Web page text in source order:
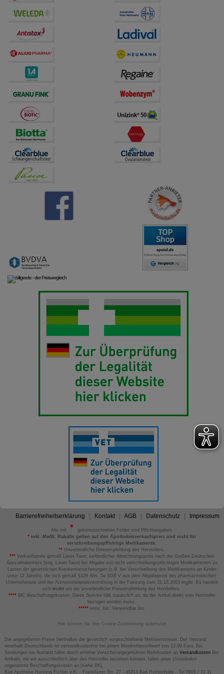
Bitte beachten Sie, dass Daten hierfür teilweise an
Dritte wie z.B. Google oder soziale Medien
übertragen werden.
Barrierefreiheitserklärung Kontakt AGB Datenschutz Impressum
Alle mit
gekennzeichneten Felder sind Pflichtangaben.
*inkl. MwSt. Rabatte gelten auf den Apothekenverkaufspreis und nicht für
verschreibungspflichtige Medikamente.
** Unverbindliche Preisempfehlung des Herstellers.
*** Verkaufspreis gemäß Lauer-Taxe; verbindlicher Abrechnungspreis nach der Großen Deutschen
Spezialitätentaxe (sog. Lauer-Taxe) bei Abgabe von nicht verschreibungspflichtigen Medikamenten zu
Lasten der gesetzlichen Krankenversicherungen (z.B. bei Verschreibung des Medikaments an Kinder
unter 12 Jahren), die sich gemäß §129 Abs. 5a SGB V aus dem Abgabepreis des pharmazeutischen
Unternehmens und der Arzneimittelpreisverordnung in der Fassung zum 31.12.2003 ergibt. Es handelt
sich nicht um die unverbindliche Preisempfehlung des Herstellers.
****BK: Beschaffungskosten. Diese Summe fällt zusätzlich an, da der Artikel direkt vom Hersteller
bezogen werden muss.
*****verw. bis: Verwendbar bis.
Hier können Sie Ihre Cookie-Zustimmung widerrufen
Die angegebenen Preise beinhalten die gesetzlich vorgeschriebene Mehrwertsteuer. Der Versand
innerhalb Deutschlands ist versandkostenfrei bei einem Mindestbestellwert von 13,99 Euro. Bei
Sendungen ins Ausland fallen durch erhöhte Versicherungsgebühren Mehrkosten an VersandkostenBei
Artikeln, die wir ausschließlich über den Hersteller beziehen können, fallen unter Umständen
sogenannte Beschaffungskosten an (siehe BK).
Bad Apotheke Henning Fichter e.K. - Frankfurter Str. 27 - 49214 Bad Rothenfelde - Tel 0800 / 10 11